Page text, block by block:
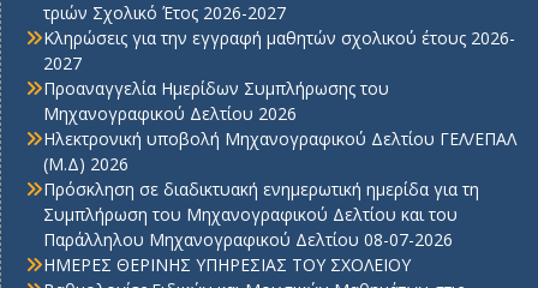
τριών Σχολικό Έτος 2026-2027
Κληρώσεις για την εγγραφή μαθητών σχολικού έτους 2026-
2027
Προαναγγελία Ημερίδων Συμπλήρωσης του
Μηχανογραφικού Δελτίου 2026
Ηλεκτρονική υποβολή Μηχανογραφικού Δελτίου ΓΕΛ/ΕΠΑΛ
(Μ.Δ) 2026
Πρόσκληση σε διαδικτυακή ενημερωτική ημερίδα για τη
Συμπλήρωση του Μηχανογραφικού Δελτίου και του
Παράλληλου Μηχανογραφικού Δελτίου 08-07-2026
ΗΜΕΡΕΣ ΘΕΡΙΝΗΣ ΥΠΗΡΕΣΙΑΣ ΤΟΥ ΣΧΟΛΕΙΟΥ